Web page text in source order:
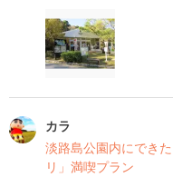
カラ
淡路島公園内にでき
リ」満喫プラン